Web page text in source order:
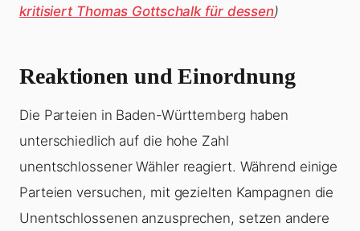
kritisiert Thomas Gottschalk für dessen)
Reaktionen und Einordnung
Die Parteien in Baden-Württemberg haben
unterschiedlich auf die hohe Zahl
unentschlossener Wähler reagiert. Während einige
Parteien versuchen, mit gezielten Kampagnen die
Unentschlossenen anzusprechen, setzen andere